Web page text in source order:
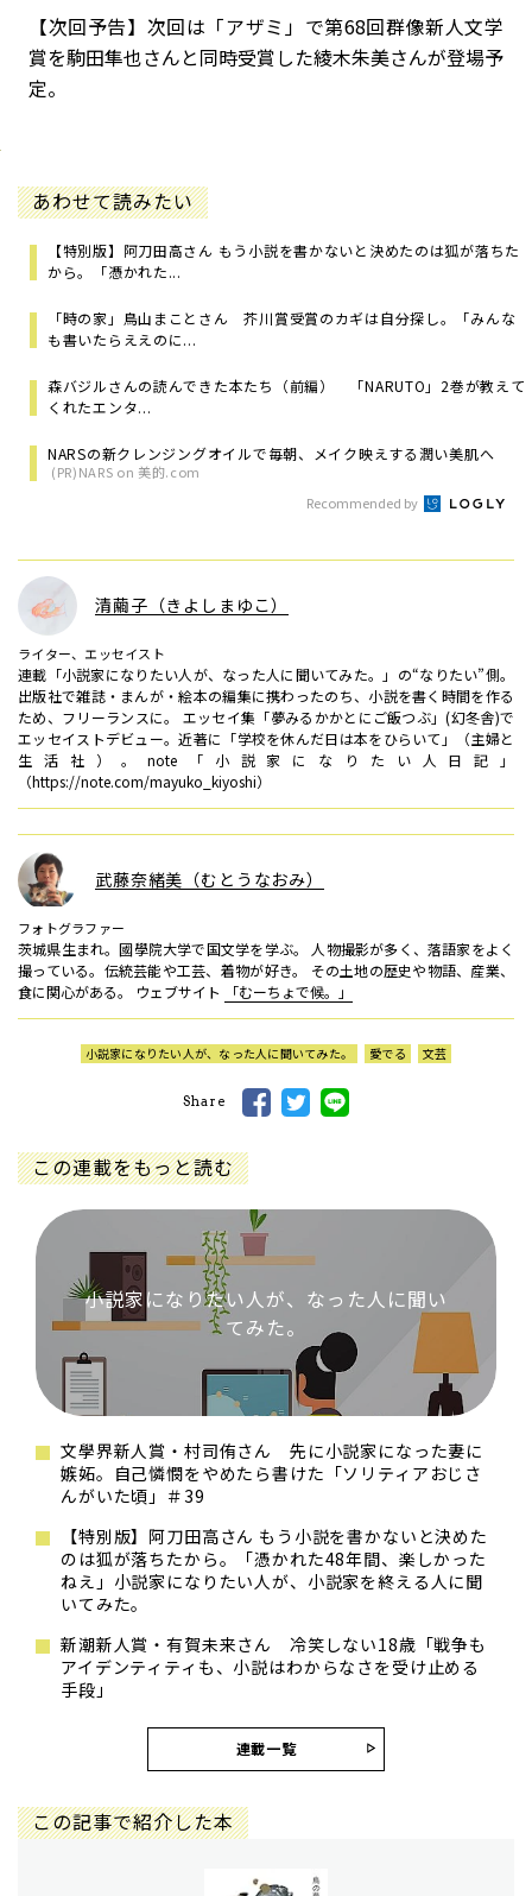
【次回予告】次回は「アザミ」で第68回群像新人文学
賞を駒田隼也さんと同時受賞した綾木朱美さんが登場予
定。
あわせて読みたい
【特別版】阿刀田高さん もう小説を書かないと決めたのは狐が落ちた
から。「憑かれた...
「時の家」鳥山まことさん 芥川賞受賞のカギは自分探し。「みんな
も書いたらええのに...
森バジルさんの読んできた本たち（前編） 「NARUTO」2巻が教えて
くれたエンタ...
NARSの新クレンジングオイルで毎朝、メイク映えする潤い美肌へ
(PR)NARS on 美的.com
Recommended by
清繭子（きよしまゆこ）
ライター、エッセイスト
連載「小説家になりたい人が、なった人に聞いてみた。」の“なりたい”側。
出版社で雑誌・まんが・絵本の編集に携わったのち、小説を書く時間を作る
ため、フリーランスに。 エッセイ集「夢みるかかとにご飯つぶ」(幻冬舎)で
エッセイストデビュー。近著に「学校を休んだ日は本をひらいて」（主婦と
生活社）。note「小説家になりたい人日記」
（https://note.com/mayuko_kiyoshi）
武藤奈緒美（むとうなおみ）
フォトグラファー
茨城県生まれ。國學院大学で国文学を学ぶ。 人物撮影が多く、落語家をよく
撮っている。伝統芸能や工芸、着物が好き。 その土地の歴史や物語、産業、
食に関心がある。 ウェブサイト
「むーちょで候。」
小説家になりたい人が、なった人に聞いてみた。 愛でる 文芸
Share
この連載をもっと読む
小説家になりたい人が、なった人に聞い
てみた。
文學界新人賞・村司侑さん 先に小説家になった妻に
嫉妬。自己憐憫をやめたら書けた「ソリティアおじさ
んがいた頃」＃39
【特別版】阿刀田高さん もう小説を書かないと決めた
のは狐が落ちたから。「憑かれた48年間、楽しかった
ねえ」小説家になりたい人が、小説家を終える人に聞
いてみた。
新潮新人賞・有賀未来さん 冷笑しない18歳「戦争も
アイデンティティも、小説はわからなさを受け止める
手段」
連載一覧
この記事で紹介した本